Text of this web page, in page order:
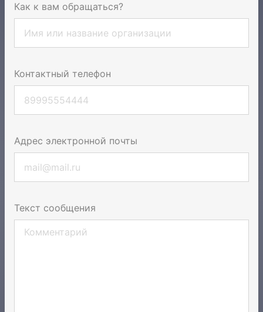
Как к вам обращаться?
Контактный телефон
Адрес электронной почты
Текст сообщения